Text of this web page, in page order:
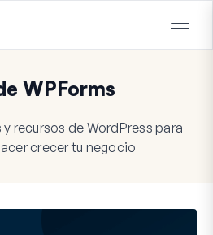
WPForms
recursos de WordPress para
crecer tu negocio